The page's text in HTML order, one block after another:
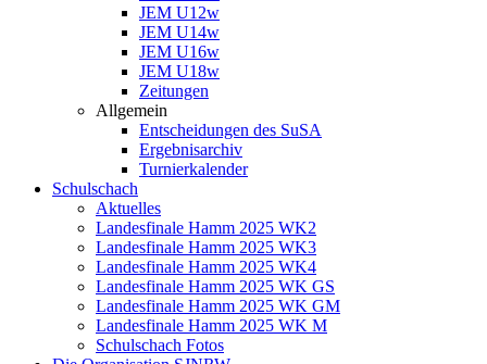
JEM U12w
JEM U14w
JEM U16w
JEM U18w
Zeitungen
Allgemein
Entscheidungen des SuSA
Ergebnisarchiv
Turnierkalender
Schulschach
Aktuelles
Landesfinale Hamm 2025 WK2
Landesfinale Hamm 2025 WK3
Landesfinale Hamm 2025 WK4
Landesfinale Hamm 2025 WK GS
Landesfinale Hamm 2025 WK GM
Landesfinale Hamm 2025 WK M
Schulschach Fotos